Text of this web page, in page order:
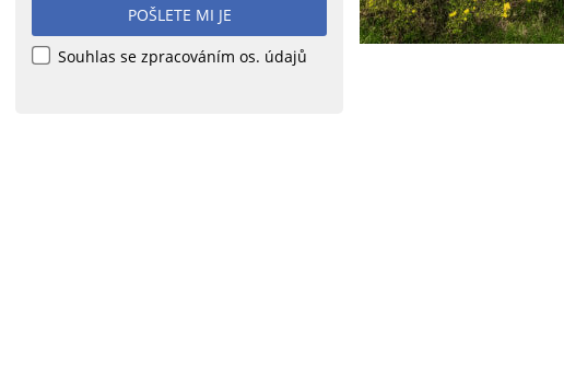
POŠLETE MI JE
Souhlas se zpracováním os. údajů